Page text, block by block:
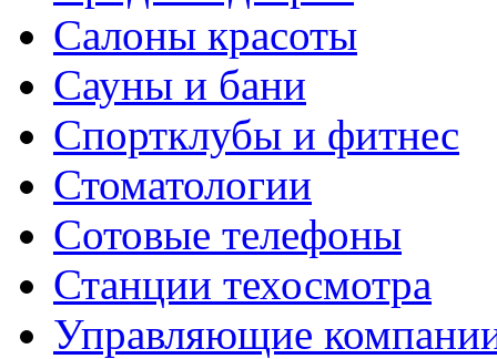
Салоны красоты
Сауны и бани
Спортклубы и фитнес
Стоматологии
Сотовые телефоны
Станции техосмотра
Управляющие